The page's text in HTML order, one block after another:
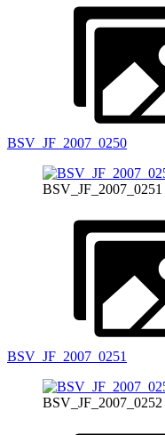
BSV_JF_2007_0250
BSV_JF_2007_0251
BSV_JF_2007_0251
BSV_JF_2007_0252